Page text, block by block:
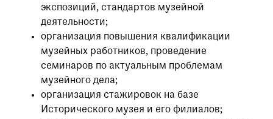
экспозиций, стандартов музейной
деятельности;
организация повышения квалификации
музейных работников, проведение
семинаров по актуальным проблемам
музейного дела;
организация стажировок на базе
Исторического музея и его филиалов;